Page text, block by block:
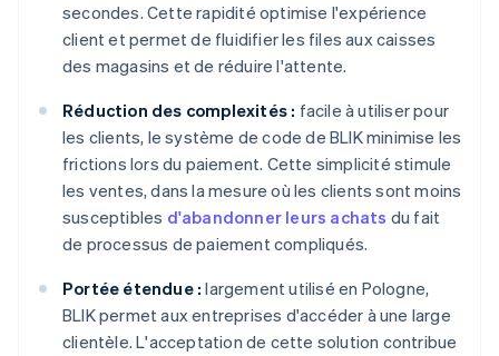
secondes. Cette rapidité optimise l'expérience
client et permet de fluidifier les files aux caisses
des magasins et de réduire l'attente.
Réduction des complexités : facile à utiliser pour
les clients, le système de code de BLIK minimise les
frictions lors du paiement. Cette simplicité stimule
les ventes, dans la mesure où les clients sont moins
susceptibles d'abandonner leurs achats du fait
de processus de paiement compliqués.
Portée étendue : largement utilisé en Pologne,
BLIK permet aux entreprises d'accéder à une large
clientèle. L'acceptation de cette solution contribue